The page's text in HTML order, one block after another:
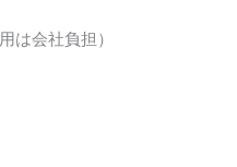
は会社負担）